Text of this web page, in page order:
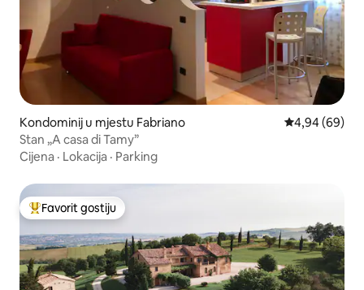
Kondominij u mjestu Fabriano Prosječna
4,94 (69)
Stan „A casa di Tamy”
Cijena · Lokacija · Parking
Glavni favorit gostiju
Favorit gostiju